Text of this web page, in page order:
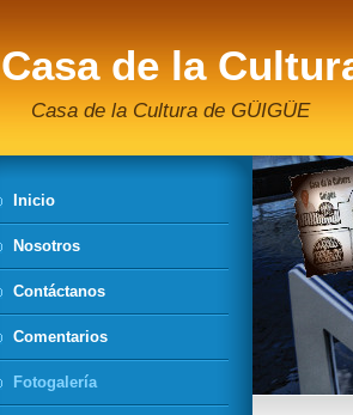
Casa de la
Carlos Arvelo
Casa de la Cultura de GÜIGÜE
Inicio
Nosotros
Contáctanos
Comentarios
Fotogalería